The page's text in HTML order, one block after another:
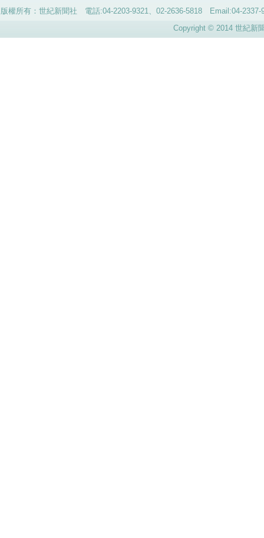
版權所有：世紀新聞社 電話:04-2203-9321、02-2636-5818 Email:04-
Copyright © 2014 世紀新